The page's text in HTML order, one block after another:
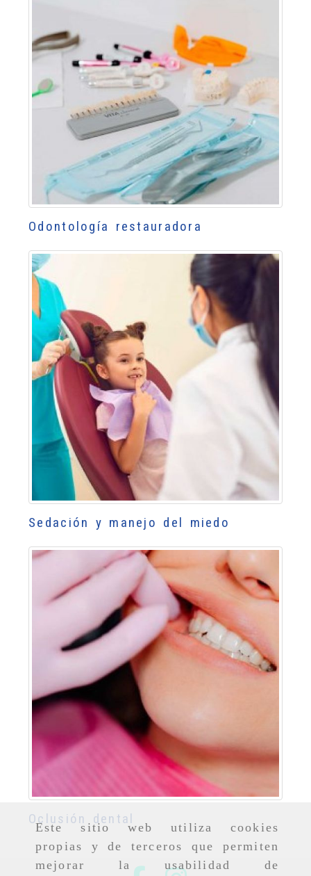
Este sitio web utiliza cookies
propias y de terceros que permiten
mejorar la usabilidad de
Odontología restauradora
Sedación y manejo del miedo
Oclusión dental